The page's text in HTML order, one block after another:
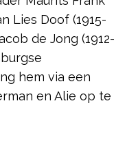
Lies Doof (1915-
de Jong (1912-
hem via een
en Alie op te